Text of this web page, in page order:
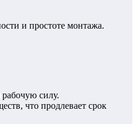
и простоте монтажа.
силу.
что продлевает срок